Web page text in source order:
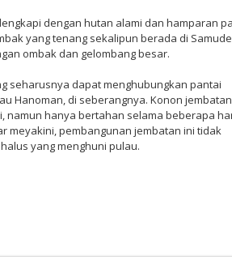
dengan hutan alami dan hamparan
yang tenang sekalipun berada di
ombak dan gelombang besar.
seharusnya dapat menghubungkan pantai
Hanoman, di seberangnya. Konon
namun hanya bertahan selama beberapa
meyakini, pembangunan jembatan ini tidak
yang menghuni pulau.